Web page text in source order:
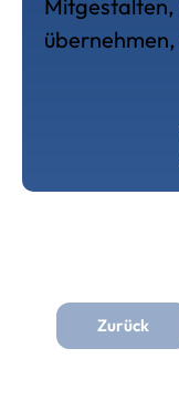
Zurück